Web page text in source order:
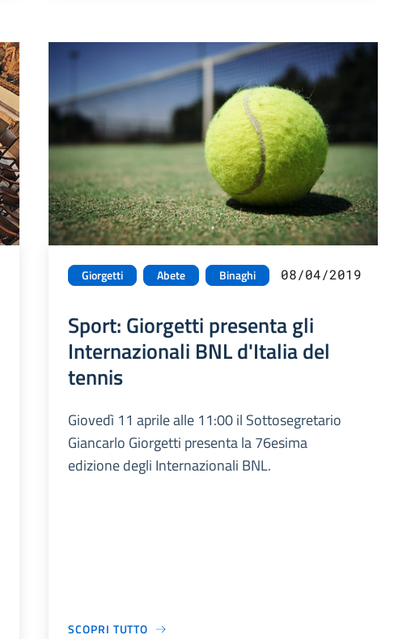
Giorgetti Abete Binaghi 08/04/2019
Sport: Giorgetti presenta gli
Internazionali BNL d'Italia del
tennis
Giovedì 11 aprile alle 11:00 il Sottosegretario
Giancarlo Giorgetti presenta la 76esima
edizione degli Internazionali BNL.
SCOPRI TUTTO